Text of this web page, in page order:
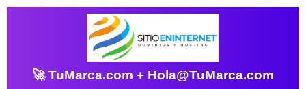
🚀 TuMarca.com + Hola@TuMarca.com